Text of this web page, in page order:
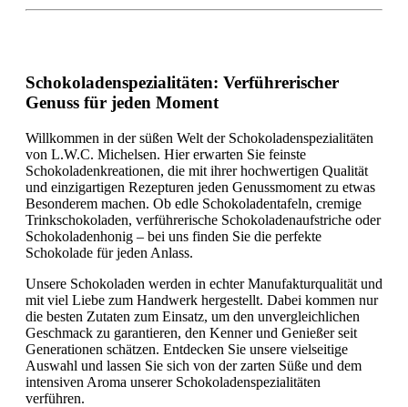
Schokoladenspezialitäten: Verführerischer
Genuss für jeden Moment
Willkommen in der süßen Welt der Schokoladenspezialitäten
von L.W.C. Michelsen. Hier erwarten Sie feinste
Schokoladenkreationen, die mit ihrer hochwertigen Qualität
und einzigartigen Rezepturen jeden Genussmoment zu etwas
Besonderem machen. Ob edle Schokoladentafeln, cremige
Trinkschokoladen, verführerische Schokoladenaufstriche oder
Schokoladenhonig – bei uns finden Sie die perfekte
Schokolade für jeden Anlass.
Unsere Schokoladen werden in echter Manufakturqualität und
mit viel Liebe zum Handwerk hergestellt. Dabei kommen nur
die besten Zutaten zum Einsatz, um den unvergleichlichen
Geschmack zu garantieren, den Kenner und Genießer seit
Generationen schätzen. Entdecken Sie unsere vielseitige
Auswahl und lassen Sie sich von der zarten Süße und dem
intensiven Aroma unserer Schokoladenspezialitäten
verführen.